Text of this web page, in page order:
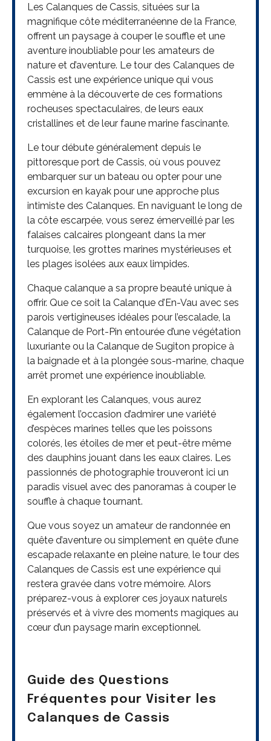
Les Calanques de Cassis, situées sur la
magnifique côte méditerranéenne de la France,
offrent un paysage à couper le souffle et une
aventure inoubliable pour les amateurs de
nature et d’aventure. Le tour des Calanques de
Cassis est une expérience unique qui vous
emmène à la découverte de ces formations
rocheuses spectaculaires, de leurs eaux
cristallines et de leur faune marine fascinante.
Le tour débute généralement depuis le
pittoresque port de Cassis, où vous pouvez
embarquer sur un bateau ou opter pour une
excursion en kayak pour une approche plus
intimiste des Calanques. En naviguant le long de
la côte escarpée, vous serez émerveillé par les
falaises calcaires plongeant dans la mer
turquoise, les grottes marines mystérieuses et
les plages isolées aux eaux limpides.
Chaque calanque a sa propre beauté unique à
offrir. Que ce soit la Calanque d’En-Vau avec ses
parois vertigineuses idéales pour l’escalade, la
Calanque de Port-Pin entourée d’une végétation
luxuriante ou la Calanque de Sugiton propice à
la baignade et à la plongée sous-marine, chaque
arrêt promet une expérience inoubliable.
En explorant les Calanques, vous aurez
également l’occasion d’admirer une variété
d’espèces marines telles que les poissons
colorés, les étoiles de mer et peut-être même
des dauphins jouant dans les eaux claires. Les
passionnés de photographie trouveront ici un
paradis visuel avec des panoramas à couper le
souffle à chaque tournant.
Que vous soyez un amateur de randonnée en
quête d’aventure ou simplement en quête d’une
escapade relaxante en pleine nature, le tour des
Calanques de Cassis est une expérience qui
restera gravée dans votre mémoire. Alors
préparez-vous à explorer ces joyaux naturels
préservés et à vivre des moments magiques au
cœur d’un paysage marin exceptionnel.
Guide des Questions
Fréquentes pour Visiter les
Calanques de Cassis